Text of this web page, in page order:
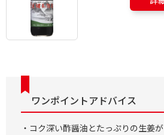
ワンポイントアドバイス
・コク深い酢醤油とたっぷりの生姜